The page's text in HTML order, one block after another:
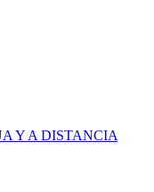
Y A DISTANCIA